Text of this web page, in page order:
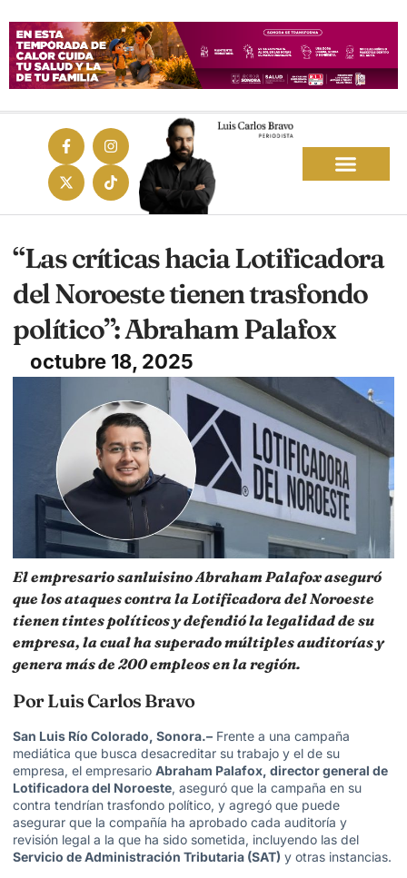
“Las críticas hacia Lotificadora
del Noroeste tienen trasfondo
político”: Abraham Palafox
octubre 18, 2025
El empresario sanluisino Abraham Palafox aseguró
que los ataques contra la Lotificadora del Noroeste
tienen tintes políticos y defendió la legalidad de su
empresa, la cual ha superado múltiples auditorías y
genera más de 200 empleos en la región.
Por Luis Carlos Bravo
San Luis Río Colorado, Sonora.– Frente a una campaña
mediática que busca desacreditar su trabajo y el de su
empresa, el empresario Abraham Palafox, director general de
Lotificadoradel Noroeste, aseguró que la campaña en su
contra tendrían trasfondo político, y agregó que puede
asegurar que la compañía ha aprobado cada auditoría y
revisión legal a la que ha sido sometida, incluyendo las del
Servicio de Administración Tributaria (SAT) y otras instancias.